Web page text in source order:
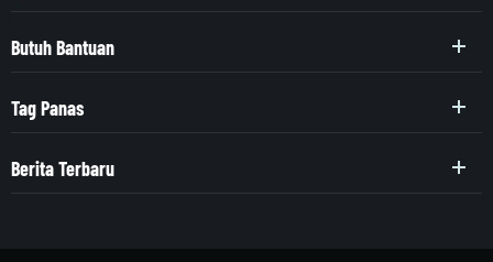
Butuh Bantuan
Tag Panas
Berita Terbaru